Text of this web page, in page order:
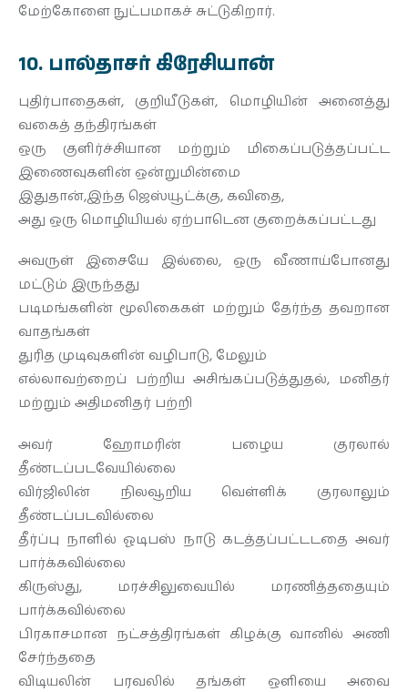
மேற்கோளை நுட்பமாகச் சுட்டுகிறார்.
10. பால்தாசர் கிரேசியான்
புதிர்பாதைகள், குறியீடுகள், மொழியின் அனைத்து
வகைத் தந்திரங்கள்
ஒரு குளிர்ச்சியான மற்றும் மிகைப்படுத்தப்பட்ட
இணைவுகளின் ஒன்றுமின்மை
இதுதான்,இந்த ஜெஸ்யூட்க்கு, கவிதை,
அது ஒரு மொழியியல் ஏற்பாடென குறைக்கப்பட்டது
அவருள் இசையே இல்லை, ஒரு வீணாய்போனது
மட்டும் இருந்தது
படிமங்களின் மூலிகைகள் மற்றும் தேர்ந்த தவறான
வாதங்கள்
துரித முடிவுகளின் வழிபாடு, மேலும்
எல்லாவற்றைப் பற்றிய அசிங்கப்படுத்துதல், மனிதர்
மற்றும் அதிமனிதர் பற்றி
அவர் ஹோமரின் பழைய குரலால்
தீண்டப்படவேயில்லை
விர்ஜிலின் நிலவூறிய வெள்ளிக் குரலாலும்
தீண்டப்படவில்லை
தீர்ப்பு நாளில் ஓடிபஸ் நாடு கடத்தப்பட்டடதை அவர்
பார்க்கவில்லை
கிருஸ்து, மரச்சிலுவையில் மரணித்ததையும்
பார்க்கவில்லை
பிரகாசமான நட்சத்திரங்கள் கிழக்கு வானில் அணி
சேர்ந்ததை
விடியலின் பரவலில் தங்கள் ஒளியை அவை